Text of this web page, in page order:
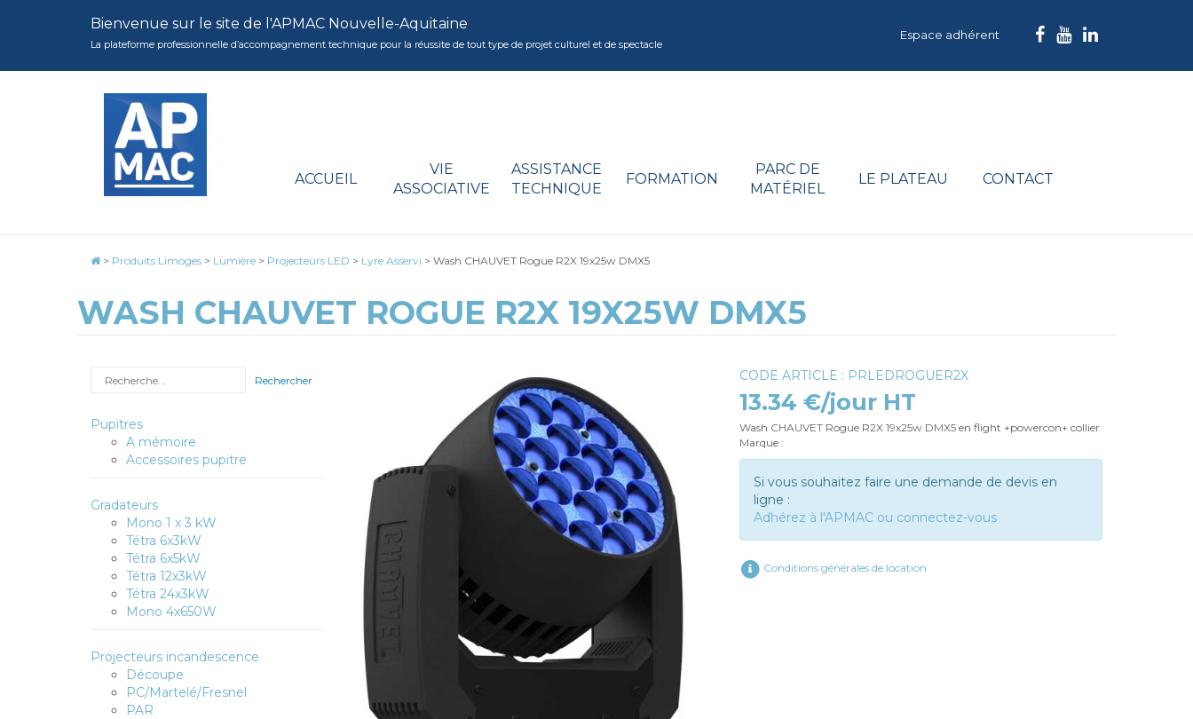
Bienvenue sur le site de l'APMAC Nouvelle-Aquitaine
La plateforme professionnelle d’accompagnement technique pour la réussite de tout type de projet culturel et de spectacle
Espace adhérent
ACCUEIL
VIE
ASSOCIATIVE
ASSISTANCE
TECHNIQUE
FORMATION
PARC DE
MATÉRIEL
LE PLATEAU CONTACT
> Produits Limoges > Lumière > Projecteurs LED > Lyre Asservi > Wash CHAUVET Rogue R2X 19x25w DMX5
WASH CHAUVET ROGUE R2X 19X25W DMX5
CODE ARTICLE : PRLEDROGUER2X
13.34 €/jour HT
Wash CHAUVET Rogue R2X 19x25w DMX5 en flight +powercon+ collier
Marque :
Si vous souhaitez faire une demande de devis en
ligne :
Adhérez à l'APMAC ou connectez-vous
Conditions générales de location
Rechercher
Pupitres
A mémoire
Accessoires pupitre
Gradateurs
Mono 1 x 3 kW
Tétra 6x3kW
Tétra 6x5kW
Tétra 12x3kW
Tétra 24x3kW
Mono 4x650W
Projecteurs incandescence
Découpe
PC/Martelé/Fresnel
PAR